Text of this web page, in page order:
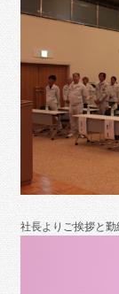
社長よりご挨拶と